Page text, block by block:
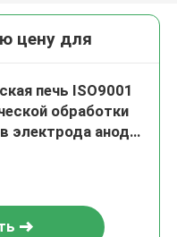
цену для
печь ISO9001
обработки
электрода анода